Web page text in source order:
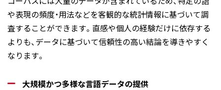
や表現の頻度・用法などを客観的な統計情報に基づいて調
査することができます。直感や個人の経験だけに依存する
よりも、データに基づいて信頼性の高い結論を導きやすく
なります。
大規模かつ多様な言語データの提供